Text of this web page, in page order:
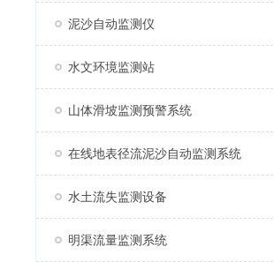
泥沙自动监测仪
水文环境监测站
山体滑坡监测预警系统
在线地表径流泥沙自动监测系统
水土流失监测设备
明渠流量监测系统